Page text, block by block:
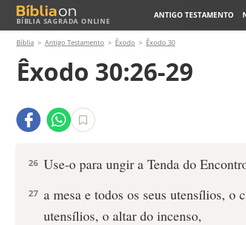
BÍBLIA SAGRADA ONLINE
ANTIGO TESTAMENTO
Bíblia Antigo Testamento Êxodo Êxodo 30
Êxodo 30:26-29
26 Use-o para ungir a Tenda do
27 a mesa e todos os seus utensílios, o
utensílios, o altar do incenso,